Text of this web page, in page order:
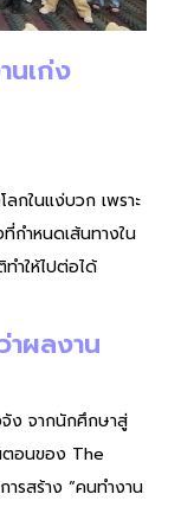
นเก่ง
กในแง่บวก เพราะ
กำหนดเส้นทางใน
ำให้ไปต่อได้
าผลงาน
จัง จากนักศึกษาสู่
ตอนของ The
รสร้าง “คนทำงาน